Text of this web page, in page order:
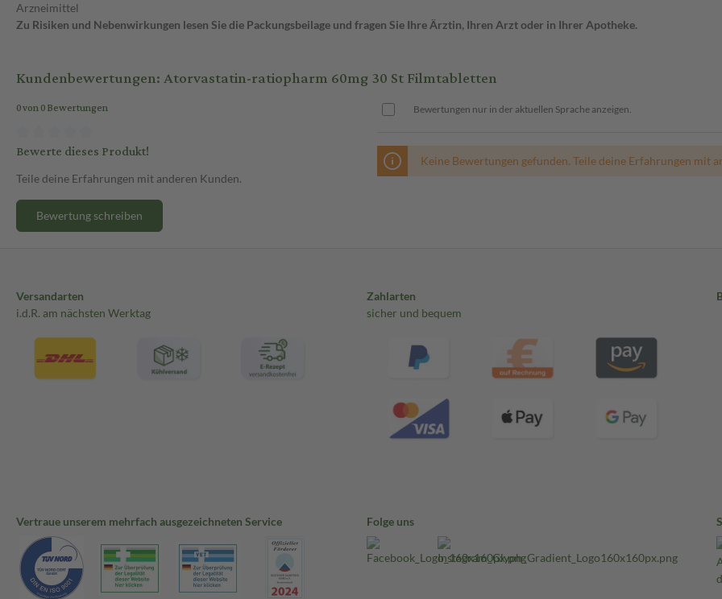
Arzneimittel
Zu Risiken und Nebenwirkungen lesen Sie die Packungsbeilage und fragen Sie Ihre Ärztin, Ihren Arzt oder in Ihrer Apotheke.
Kundenbewertungen: Atorvastatin-ratiopharm 60mg 30 St Filmtabletten
0 von 0 Bewertungen
Bewerte dieses Produkt!
Teile deine Erfahrungen mit anderen Kunden.
Bewertung schreiben
Bewertungen nur in der aktuellen Sprache anzeigen.
Keine Bewertungen gefunden. Teile deine Erfahrungen mit
Versandarten
i.d.R. am nächsten Werktag
Zahlarten
sicher und bequem
Vertraue unserem mehrfach ausgezeichneten Service Folge uns